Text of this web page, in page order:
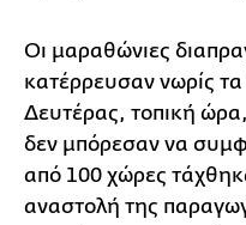
Οι μαραθώνιες
κατέρρευσαν νωρίς
Δευτέρας, τοπική
δεν μπόρεσαν να
από 100 χώρες
αναστολή της